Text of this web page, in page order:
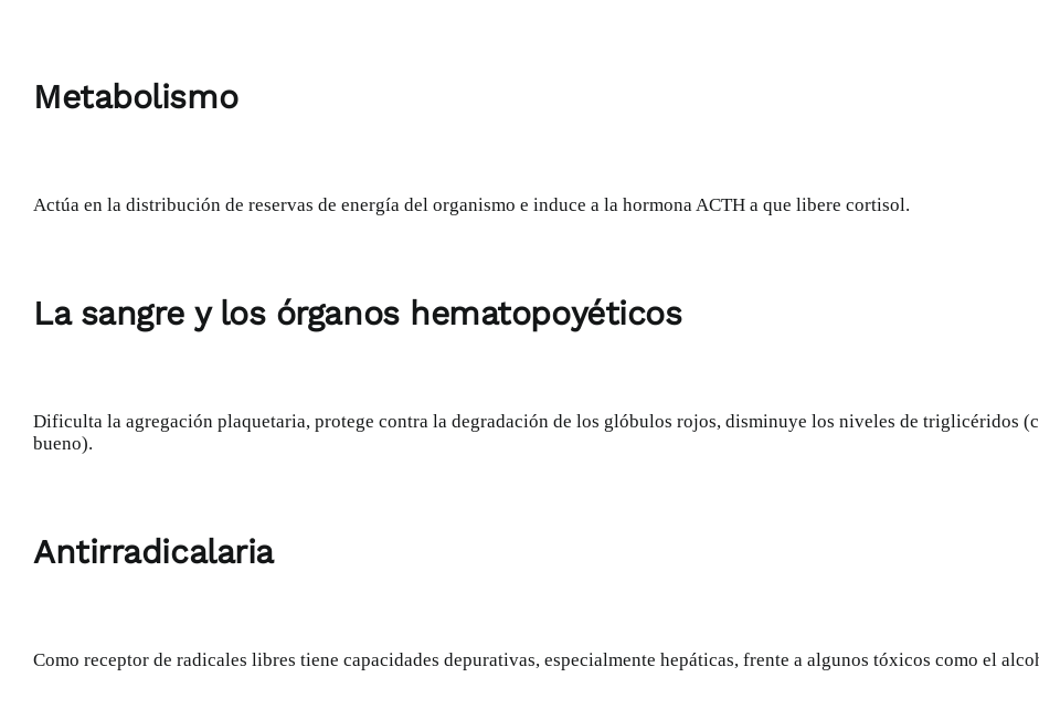
Metabolismo
Actúa en la distribución de reservas de energía del organismo e induce a la hormona ACTH a que libere cortisol.
La sangre y los órganos hematopoyéticos
Dificulta la agregación plaquetaria, protege contra la degradación de los glóbulos rojos, disminuye los niveles de triglicéridos
bueno).
Antirradicalaria
Como receptor de radicales libres tiene capacidades depurativas, especialmente hepáticas, frente a algunos tóxicos como el